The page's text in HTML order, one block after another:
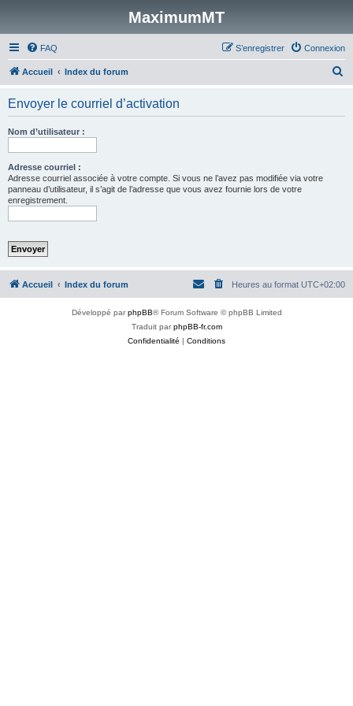
MaximumMT
FAQ Connexion
S’enregistrer
Accueil Index du forum
Envoyer le courriel d’activation
Nom d’utilisateur :
Adresse courriel :
Adresse courriel associée à votre compte. Si vous ne l’avez pas modifiée via votre
panneau d’utilisateur, il s’agit de l’adresse que vous avez fournie lors de votre
enregistrement.
Accueil Index du forum Heures au format UTC+02:00
Développé parphpBB® Forum Software © phpBB Limited
Traduit parphpBB-fr.com
Confidentialité | Conditions